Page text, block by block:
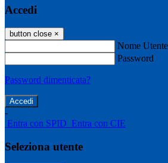
Accedi
button close ×
Nome Utente
Password
Password dimenticata?
-
Entra con SPID Entra con CIE
Seleziona utente